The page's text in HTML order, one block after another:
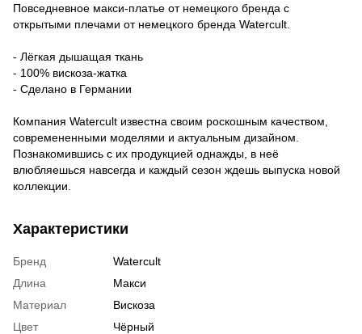
Повседневное макси-платье от немецкого бренда с
открытыми плечами от немецкого бренда Watercult.
- Лёгкая дышащая ткань
- 100% вискоза-жатка
- Сделано в Германии
Компания Watercult известна своим роскошным качеством,
современенными моделями и актуальным дизайном.
Познакомившись с их продукцией однажды, в неё
влюбляешься навсегда и каждый сезон ждешь выпуска новой
коллекции.
Характеристики
Бренд
Watercult
Длина
Макси
Материал
Вискоза
Цвет
Чёрный